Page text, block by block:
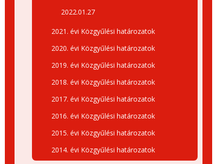
2022.01.27
2021. évi Közgyűlési határozatok
2020. évi Közgyűlési határozatok
2019. évi Közgyűlési határozatok
2018. évi Közgyűlési határozatok
2017. évi Közgyűlési határozatok
2016. évi Közgyűlési határozatok
2015. évi Közgyűlési határozatok
2014. évi Közgyűlési határozatok